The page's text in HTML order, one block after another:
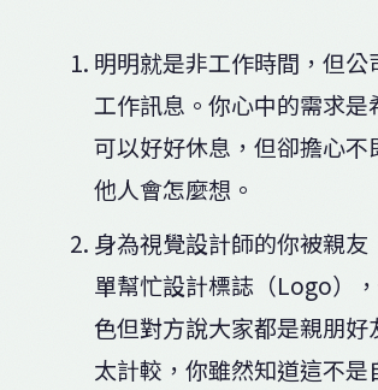
明明就是非工作時間，但公
工作訊息。你心中的需求是
可以好好休息，但卻擔心不
他人會怎麼想。
身為視覺設計師的你被親友
單幫忙設計標誌（Logo）
色但對方說大家都是親朋好
太計較，你雖然知道這不是